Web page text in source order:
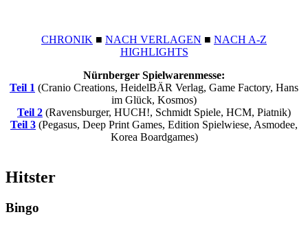
CHRONIK ■ NACH VERLAGEN ■ NACH A-Z
HIGHLIGHTS
Nürnberger Spielwarenmesse:
Teil 1 (Cranio Creations, HeidelBÄR Verlag, Game Factory, Hans
im Glück, Kosmos)
Teil 2 (Ravensburger, HUCH!, Schmidt Spiele, HCM, Piatnik)
Teil 3 (Pegasus, Deep Print Games, Edition Spielwiese, Asmodee,
Korea Boardgames)
Hitster
Bingo